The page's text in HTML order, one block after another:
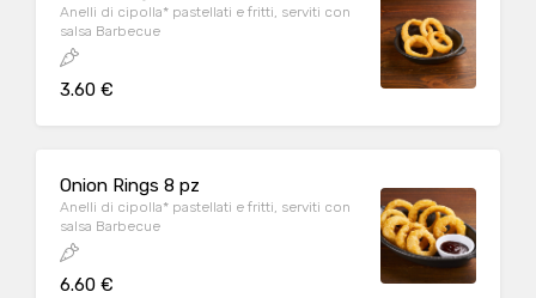
Anelli di cipolla* pastellati e fritti, serviti con
salsa Barbecue
3.60 €
Onion Rings 8 pz
Anelli di cipolla* pastellati e fritti, serviti con
salsa Barbecue
6.60 €